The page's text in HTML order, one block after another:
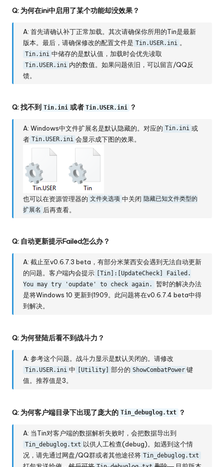
Q: 为何在ini中启用了某个功能却没效果？
A: 首先请确认补丁正常加载。其次请确保你所用的Tin是最新
版本。最后，请确保修改的配置文件是 Tin.USER.ini 。
Tin.ini 中储存的是默认值，加载时会优先读取
Tin.USER.ini 内的数值。如果问题依旧，可以留言/QQ反
馈。
Q: 找不到 Tin.ini 或者 Tin.USER.ini ？
A: Windows中文件扩展名是默认隐藏的。对应的 Tin.ini 或
者 Tin.USER.ini 会显示成下图的效果。
也可以在资源管理器的 文件夹选项 中关闭 隐藏已知文件类型的
扩展名 后再查看。
Q: 自动更新提示Failed怎么办？
A: 截止至v0.6.7.3 beta，有部分米莱西安会遇到无法自动更新
的问题。客户端内会提示
[Tin]:[UpdateCheck] Failed.
You may try 'oupdate' to check again.
暂时的解决办法
是将Windows 10 更新到1909。此问题将在v0.6.7.4 beta中得
到解决。
Q: 为何登陆后看不到战斗力？
A: 参考这个问题。战斗力显示是默认关闭的。请修改
Tin.USER.ini 中 [Utility] 部分的 ShowCombatPower 键
值。推荐值是3。
Q: 为何客户端目录下出现了庞大的 Tin_debuglog.txt ？
A: 当Tin对客户端的数据解析失败时，会把数据导出到
Tin_debuglog.txt 以供人工检查(debug)。如遇到这个情
况，请先通过网盘/QQ群或者其他途径将 Tin_debuglog.txt